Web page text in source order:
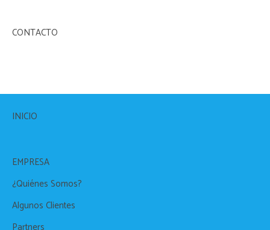
CONTACTO
INICIO
EMPRESA
¿Quiénes Somos?
Algunos Clientes